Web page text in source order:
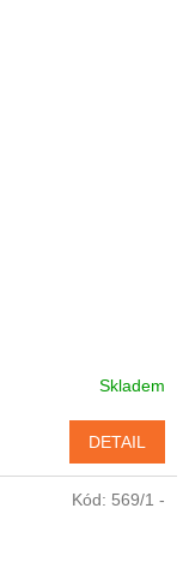
Skladem
DETAIL
Kód: 569/1 -